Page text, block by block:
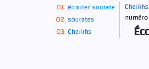
écouter sourate
sourates
Cheikhs